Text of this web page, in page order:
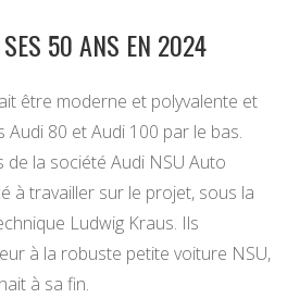
50 ANS EN 2024
être moderne et polyvalente et
Audi 80 et Audi 100 par le bas.
de la société Audi NSU Auto
à travailler sur le projet, sous la
Ludwig Kraus. Ils
à la robuste petite voiture NSU,
à sa fin.